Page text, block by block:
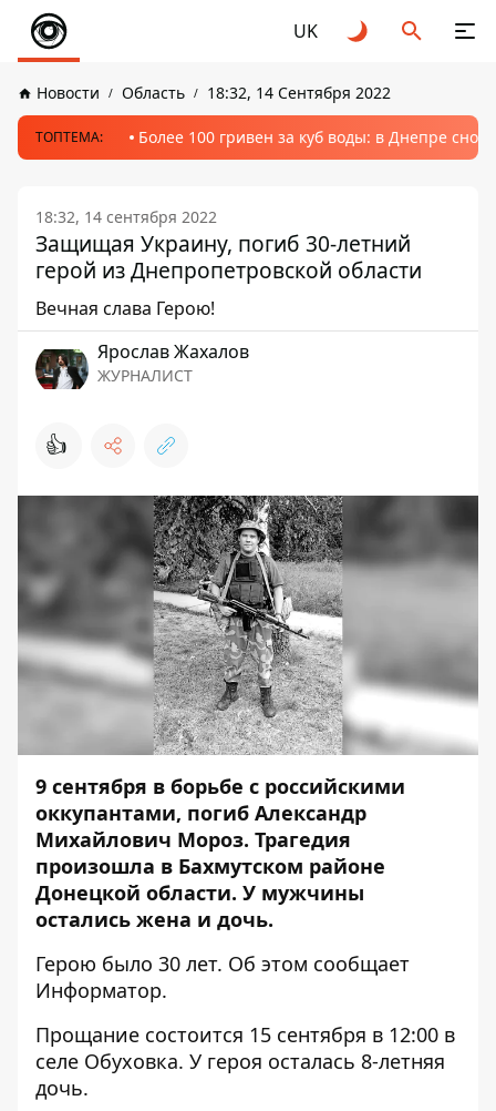
UK
Новости Область 18:32, 14 Сентября 2022
ТОПТЕМА: Более 100 гривен за куб воды: в Днепре
18:32, 14 сентября 2022
Защищая Украину, погиб 30-летний
герой из Днепропетровской области
Вечная слава Герою!
Ярослав Жахалов
ЖУРНАЛИСТ
👍
9 сентября в борьбе с российскими
оккупантами, погиб Александр
Михайлович Мороз. Трагедия
произошла в Бахмутском районе
Донецкой области. У мужчины
остались жена и дочь.
Герою было 30 лет. Об этом сообщает
Информатор.
Прощание состоится 15 сентября в 12:00 в
селе Обуховка. У героя осталась 8-летняя
дочь.